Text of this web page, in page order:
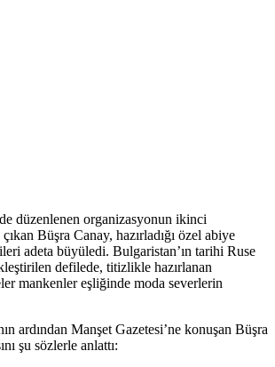
düzenlenen organizasyonun ikinci
Büşra Canay, hazırladığı özel abiye
adeta büyüledi. Bulgaristan’ın tarihi Ruse
defilede, titizlikle hazırlanan
mankenler eşliğinde moda severlerin
ardından Manşet Gazetesi’ne konuşan Büşra
şu sözlerle anlattı: